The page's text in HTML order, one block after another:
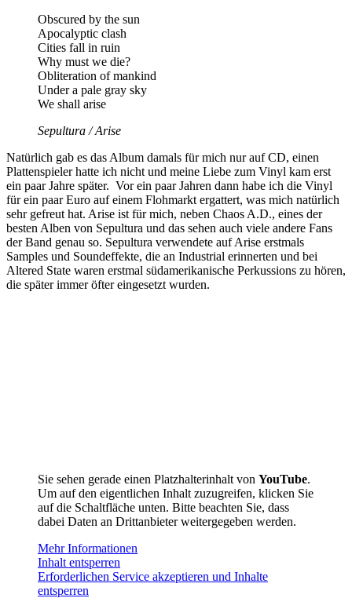
Obscured by the sun
Apocalyptic clash
Cities fall in ruin
Why must we die?
Obliteration of mankind
Under a pale gray sky
We shall arise
Sepultura / Arise
Natürlich gab es das Album damals für mich nur auf CD, einen
Plattenspieler hatte ich nicht und meine Liebe zum Vinyl kam erst
ein paar Jahre später. Vor ein paar Jahren dann habe ich die Vinyl
für ein paar Euro auf einem Flohmarkt ergattert, was mich natürlich
sehr gefreut hat. Arise ist für mich, neben Chaos A.D., eines der
besten Alben von Sepultura und das sehen auch viele andere Fans
der Band genau so. Sepultura verwendete auf Arise erstmals
Samples und Soundeffekte, die an Industrial erinnerten und bei
Altered State waren erstmal südamerikanische Perkussions zu hören,
die später immer öfter eingesetzt wurden.
Sie sehen gerade einen Platzhalterinhalt von YouTube.
Um auf den eigentlichen Inhalt zuzugreifen, klicken Sie
auf die Schaltfläche unten. Bitte beachten Sie, dass
dabei Daten an Drittanbieter weitergegeben werden.
Mehr Informationen
Inhalt entsperren
Erforderlichen Service akzeptieren und Inhalte
entsperren